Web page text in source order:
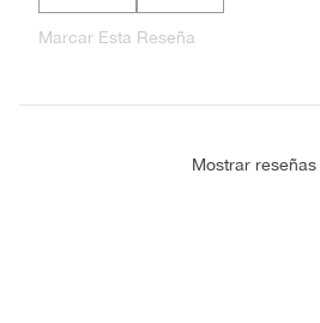
Marcar Esta Reseña
Mostrar reseñas